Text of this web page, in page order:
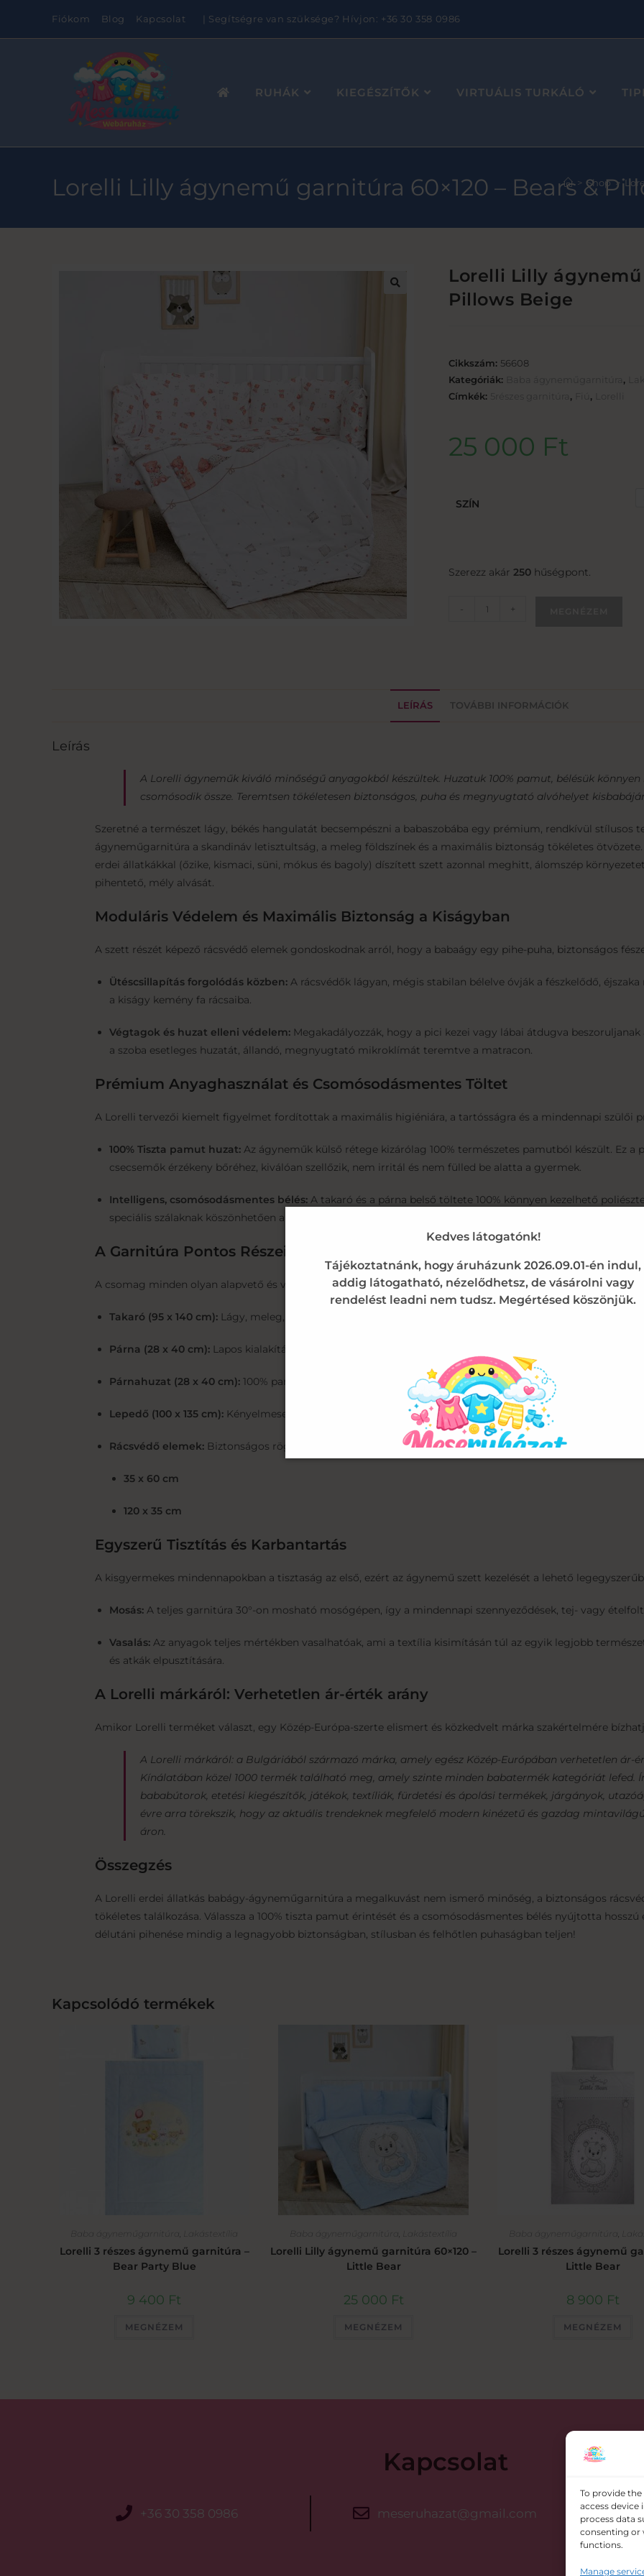
To provide
access
process data
consenting or
functions.
Manage
Fiókom Blog Kapcsolat | Segítségre van szüksége? Hívjon: +36 30 358 0986
RUHÁK KIEGÉSZÍTŐK VIRTUÁLIS TURKÁLÓ
Lorelli Lilly ágynemű garnitúra 60×120 – Bears &
> Shop >
Lorelli Lilly ágynemű
Pillows Beige
Cikkszám: 56608
Kategóriák:
,
Címkék:
, ,
25 000 Ft
SZÍN
Szerezz akár 250 hűségpont.
- +
LEÍRÁS TOVÁBBI INFORMÁCIÓK
Leírás
A Lorelli ágyneműk kiváló minőségű anyagokból készültek. Huzatuk 100% pamut, bélésük könnyen
csomósodik össze. Teremtsen tökéletesen biztonságos, puha és megnyugtató alvóhelyet
Szeretné a természet lágy, békés hangulatát becsempészni a babaszobába egy prémium, rendkívül stílusos
ágyneműgarnitúra a skandináv letisztultság, a meleg földszínek és a maximális biztonság tökéletes
erdei állatkákkal (őzike, kismaci, süni, mókus és bagoly) díszített szett azonnal meghitt, álomszép
pihentető, mély alvását.
Moduláris Védelem és Maximális Biztonság a Kiságyban
A szett részét képező rácsvédő elemek gondoskodnak arról, hogy a babaágy egy pihe-puha, biztonságos
Ütéscsillapítás forgolódás közben: A rácsvédők lágyan, mégis stabilan bélelve óvják a fészkelődő,
a kiságy kemény fa rácsaiba.
Végtagok és huzat elleni védelem: Megakadályozzák, hogy a pici kezei vagy lábai átdugva
a szoba esetleges huzatát, állandó, megnyugtató mikroklímát teremtve a matracon.
Prémium Anyaghasználat és Csomósodásmentes Töltet
A Lorelli tervezői kiemelt figyelmet fordítottak a maximális higiéniára, a tartósságra és a mindennapi szülői
100% Tiszta pamut huzat: Az ágyneműk külső rétege kizárólag 100% természetes pamutból készült. Ez
csecsemők érzékeny bőréhez, kiválóan szellőzik, nem irritál és nem fülled be alatta a gyermek.
Intelligens, csomósodásmentes bélés: A takaró és a párna belső töltete 100% könnyen kezelhető
speciális szálaknak köszönhetően a bélés száradás után is megőrzi egyenletes eloszlását és fészekszerű,
A Garnitúra Pontos Részei és Méretei:
A csomag minden olyan alapvető és védelmi textíliát tartalmaz, amely egy szabványos méretű rácsos kiságy
Takaró (95 x 140 cm): Lágy, meleg, egyenletes és csomósodásmentes töltettel, varázslatos erdei
Párna (28 x 40 cm): Lapos kialakítású, pontosan a csecsemők és kisgyermekek anatómiai igényeire szabva.
Párnahuzat (28 x 40 cm): 100% pamutból készült, bőrbarát, puha és könnyen cserélhető.
Lepedő (100 x 135 cm): Kényelmesen bematracolható, tiszta pamut lepedő.
Rácsvédő elemek: Biztonságos rögzítést biztosító védőpanelek a rácsok mentén:
35 x 60 cm
120 x 35 cm
Egyszerű Tisztítás és Karbantartás
A kisgyermekes mindennapokban a tisztaság az első, ezért az ágynemű szett kezelését a lehető
Mosás: A teljes garnitúra 30°-on mosható mosógépen, így a mindennapi szennyeződések, tej- vagy
Vasalás: Az anyagok teljes mértékben vasalhatóak, ami a textília kisimításán túl az egyik legjobb
és atkák elpusztítására.
A Lorelli márkáról: Verhetetlen ár-érték arány
Amikor Lorelli terméket választ, egy Közép-Európa-szerte elismert és közkedvelt márka szakértelmére
A Lorelli márkáról: a Bulgáriából származó márka, amely egész Közép-Európában verhetetlen ár-
Kínálatában közel 1000 termék található meg, amely szinte minden babatermék kategóriát lefed.
bababútorok, etetési kiegészítők, játékok, textíliák, fürdetési és ápolási termékek, járgányok,
évre arra törekszik, hogy az aktuális trendeknek megfelelő modern kinézetű és gazdag
áron.
Összegzés
A Lorelli erdei állatkás babágy-ágyneműgarnitúra a megalkuvást nem ismerő minőség, a biztonságos
tökéletes találkozása. Válassza a 100% tiszta pamut érintését és a csomósodásmentes bélés nyújtotta
délutáni pihenése mindig a legnagyobb biztonságban, stílusban és felhőtlen puhaságban teljen!
Kapcsolódó termékek
Baba ágyneműgarnitúra, Lakástextília
Lorelli 3 részes ágynemű garnitúra –
Bear Party Blue
9 400 Ft
MEGNÉZEM
Baba ágyneműgarnitúra, Lakástextília
Lorelli Lilly ágynemű garnitúra 60×120 –
Little Bear
25 000 Ft
MEGNÉZEM
Baba ágyneműgarnitúra,
Lorelli 3 részes ágynemű
Little Bear
8 900 Ft
MEGNÉZEM
Kapcsolat
+36 30 358 0986 meseruhazat@gmail.com
Kedves látogatónk!
Tájékoztatnánk, hogy áruházunk 2026.09.01-én indul,
addig látogatható, nézelődhetsz, de vásárolni vagy
rendelést leadni nem tudsz. Megértésed köszönjük.